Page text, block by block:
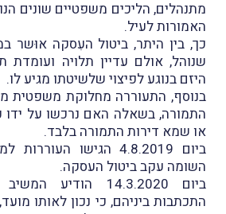
מתנהלים, הליכים משפטיים שונים
האמורות לעיל.
כך, בין היתר, ביטול העִסקה אוּשר
שנוהל, אולם עדיין תלויה
היזם בנוגע לפיצוי שלשיטתו מגיע לו.
בנוסף, התעוררה מחלוקת משפטית
התמורה, בשאלה האם נרכשו על ידו
או שמא דירות התמורה בלבד.
ביום 4.8.2019 הגישו
השומה עקב ביטול העסקה.
ביום 14.3.2020
התכתבות ביניהם, כי נכון לאותו